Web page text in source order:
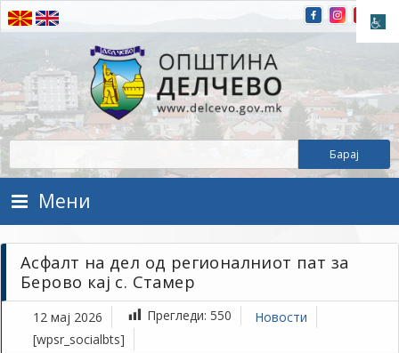
Прескокнете на содржината
Општина Делчево
Општина Делчево
Мени
Асфалт на дел од регионалниот пат за
Берово кај с. Стамер
12 мај 2026 Прегледи: 550
Новости
[wpsr_socialbts]